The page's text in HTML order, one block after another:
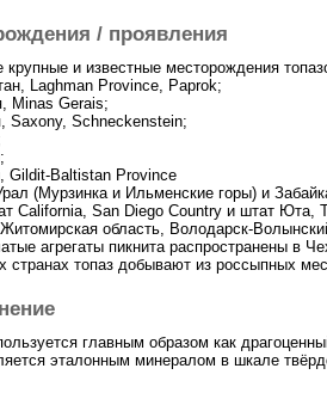
/ проявления
крупные и известные месторождения
Laghman Province, Paprok;
Minas Gerais;
Saxony, Schneckenstein;
Gildit-Baltistan Province
(Мурзинка и Ильменские горы) и
California, San Diego Country и штат Юта,
область, Володарск-
агрегаты пикнита распространены в
странах топаз добывают из россыпных
главным образом как
эталонным минералом в шкале